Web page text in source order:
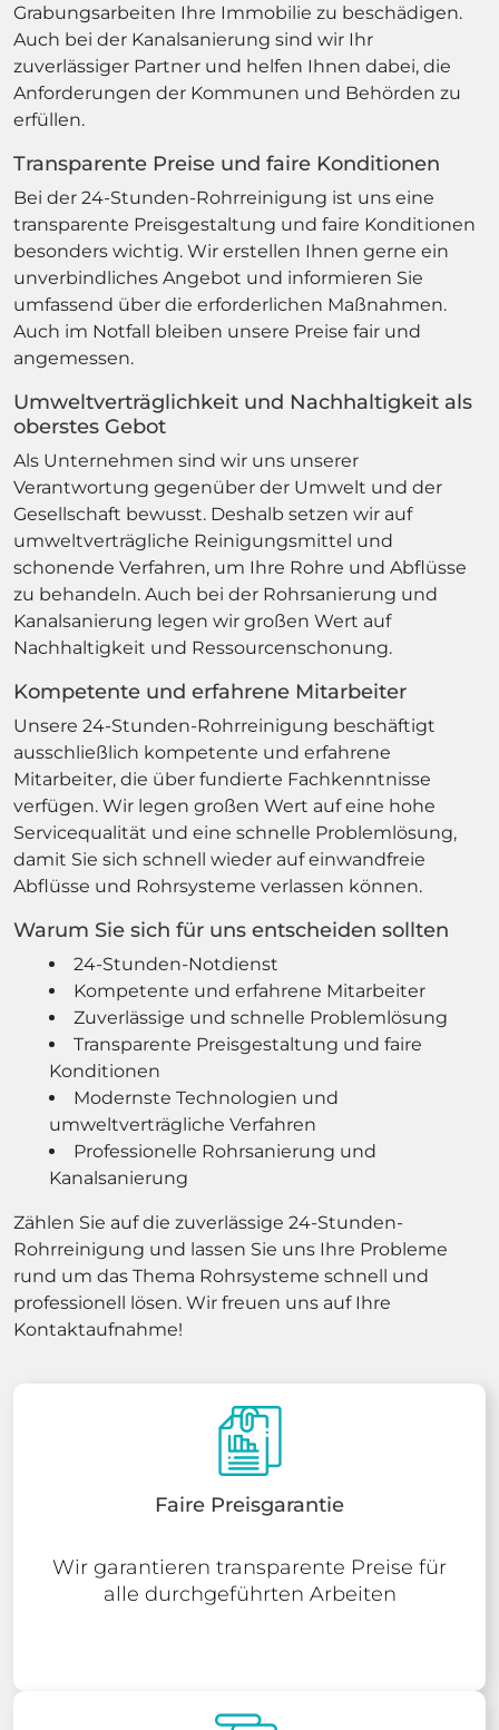
Grabungsarbeiten Ihre Immobilie zu beschädigen.
Auch bei der Kanalsanierung sind wir Ihr
zuverlässiger Partner und helfen Ihnen dabei, die
Anforderungen der Kommunen und Behörden zu
erfüllen.
Transparente Preise und faire Konditionen
Bei der 24-Stunden-Rohrreinigung ist uns eine
transparente Preisgestaltung und faire Konditionen
besonders wichtig. Wir erstellen Ihnen gerne ein
unverbindliches Angebot und informieren Sie
umfassend über die erforderlichen Maßnahmen.
Auch im Notfall bleiben unsere Preise fair und
angemessen.
Umweltverträglichkeit und Nachhaltigkeit als
oberstes Gebot
Als Unternehmen sind wir uns unserer
Verantwortung gegenüber der Umwelt und der
Gesellschaft bewusst. Deshalb setzen wir auf
umweltverträgliche Reinigungsmittel und
schonende Verfahren, um Ihre Rohre und Abflüsse
zu behandeln. Auch bei der Rohrsanierung und
Kanalsanierung legen wir großen Wert auf
Nachhaltigkeit und Ressourcenschonung.
Kompetente und erfahrene Mitarbeiter
Unsere 24-Stunden-Rohrreinigung beschäftigt
ausschließlich kompetente und erfahrene
Mitarbeiter, die über fundierte Fachkenntnisse
verfügen. Wir legen großen Wert auf eine hohe
Servicequalität und eine schnelle Problemlösung,
damit Sie sich schnell wieder auf einwandfreie
Abflüsse und Rohrsysteme verlassen können.
Warum Sie sich für uns entscheiden sollten
24-Stunden-Notdienst
Kompetente und erfahrene Mitarbeiter
Zuverlässige und schnelle Problemlösung
Transparente Preisgestaltung und faire
Konditionen
Modernste Technologien und
umweltverträgliche Verfahren
Professionelle Rohrsanierung und
Kanalsanierung
Zählen Sie auf die zuverlässige 24-Stunden-
Rohrreinigung und lassen Sie uns Ihre Probleme
rund um das Thema Rohrsysteme schnell und
professionell lösen. Wir freuen uns auf Ihre
Kontaktaufnahme!
Faire Preisgarantie
Wir garantieren transparente Preise für
alle durchgeführten Arbeiten